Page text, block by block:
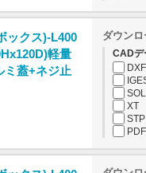
ックス)-L400
軽量
ミ蓋+ネジ止
ダウンロ
CADデ
DXF
XT
STP
PDF